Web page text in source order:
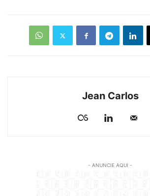
Jean Carlos
- ANUNCIE AQUI -